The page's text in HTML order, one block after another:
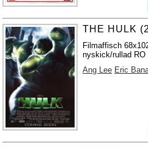
THE HULK
Filmaffisch
nyskick/rullad RO
Ang Lee Eric